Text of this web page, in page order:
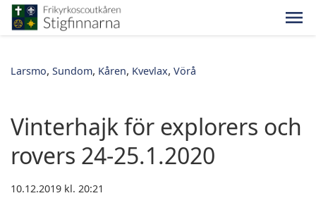
Larsmo Sundom Kåren Kvevlax Vörå
Vinterhajk för explorers och
rovers 24-25.1.2020
10.12.2019 kl. 20:21